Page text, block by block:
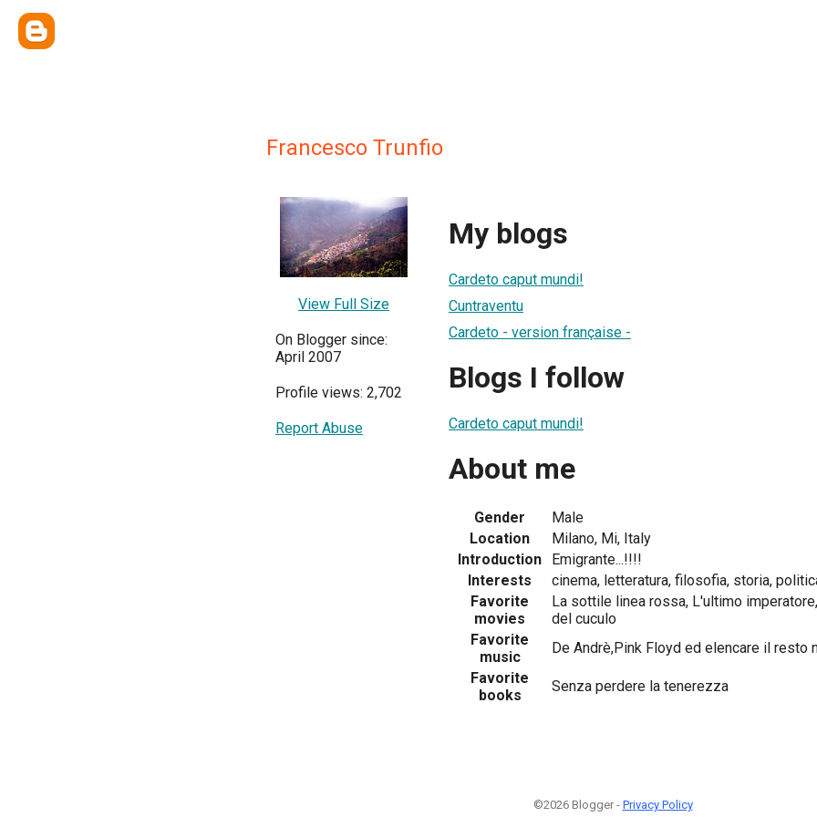
Francesco Trunfio
View Full Size
On Blogger since:
April 2007
Profile views: 2,702
Report Abuse
My blogs
Cardeto caput mundi!
Cuntraventu
Cardeto - version française -
Blogs I follow
Cardeto caput mundi!
About me
Gender
Male
Location
Milano, Mi, Italy
Introduction
Emigrante...!!!!
Interests
cinema, letteratura, filosofia, storia,
Favorite
movies
La sottile linea rossa, L'ultimo
del cuculo
Favorite
music
De Andrè,Pink Floyd ed elencare il resto
Favorite
books
Senza perdere la tenerezza
©2026 Blogger - Privacy Policy